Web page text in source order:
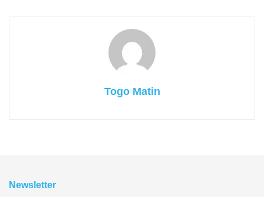
Togo Matin
Newsletter